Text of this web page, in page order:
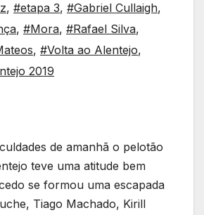
, #etapa 3, #Gabriel Cullaigh,
, #Mora, #Rafael Silva,
, #Volta ao Alentejo,
2019
de amanhã o pelotão
teve uma atitude bem
se formou uma escapada
Tiago Machado, Kirill